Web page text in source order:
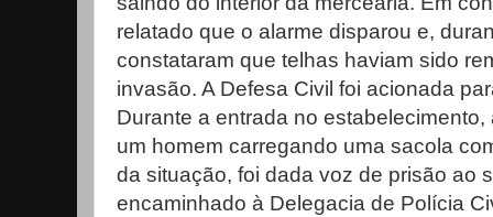
relatado que o alarme disparou e,
constataram que telhas haviam sido
invasão. A Defesa Civil foi acionada
Durante a entrada no
um homem carregando uma sacola
da situação, foi dada voz de prisão ao
encaminhado à Delegacia de Polícia